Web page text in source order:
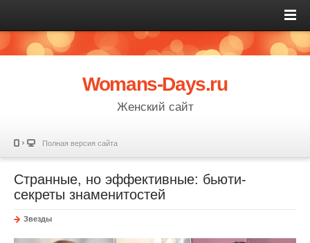
Womans-Days.ru
Женский сайт
Полная версия сайта
Странные, но эффективные: бьюти-
секреты знаменитостей
Звезды